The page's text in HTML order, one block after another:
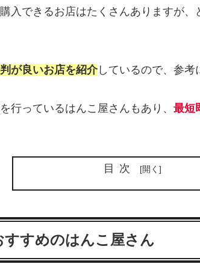
入できるお店はたくさんありますが、
が良いお店を紹介しているので、参考
行っているはんこ屋さんもあり、 最短
目次
すすめのはんこ屋さん